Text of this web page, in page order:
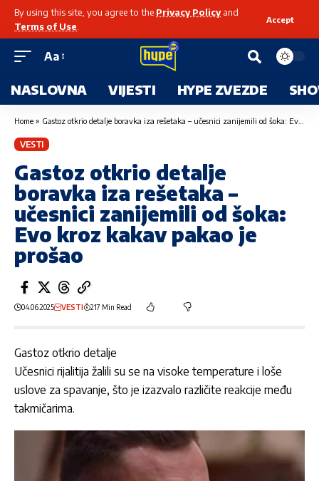
By using this site, you agree to the Privacy Policyand
Terms of Use
Accept
Aa
NASLOVNA VIJESTI HYPE ZVEZDE
Home » Gastoz otkrio detalje boravka iza rešetaka – učesnici zanijemili od šoka: Evo kroz kakav pakao je prošao
VESTI
Gastoz otkrio detalje
boravka iza rešetaka –
učesnici zanijemili od šoka:
Evo kroz kakav pakao je
prošao
04.06.2025 VESTI 217 Min Read
Gastoz otkrio detalje
Učesnici rijalitija žalili su se na visoke temperature i loše
uslove za spavanje, što je izazvalo različite reakcije među
takmičarima.